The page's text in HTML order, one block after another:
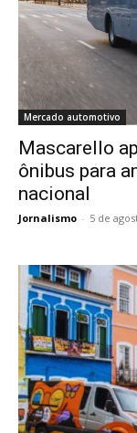
Mercado automotivo
Mascarello
ônibus para
nacional
Jornalismo - 5 de